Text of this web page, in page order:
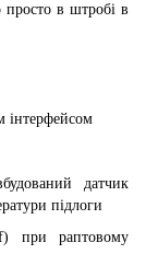
просто в штробі в
інтерфейсом
датчик
підлоги
при раптовому